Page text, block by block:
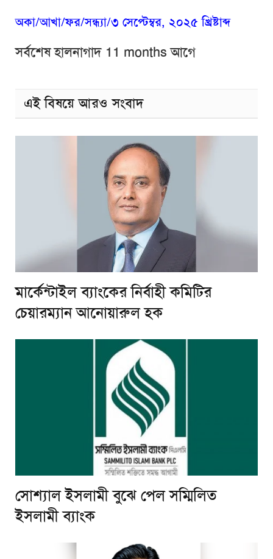
অকা/আখা/ফর/সন্ধ্যা/৩ সেপ্টেম্বর, ২০২৫ খ্রিষ্টাব্দ
সর্বশেষ হালনাগাদ 11 months আগে
এই বিষয়ে আরও সংবাদ
মার্কেন্টাইল ব্যাংকের নির্বাহী কমিটির
চেয়ারম্যান আনোয়ারুল হক
সোশ্যাল ইসলামী বুঝে পেল সম্মিলিত
ইসলামী ব্যাংক